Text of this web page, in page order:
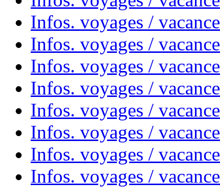
Infos. voyages /
Infos. voyages /
Infos. voyages /
Infos. voyages /
Infos. voyages /
Infos. voyages /
Infos. voyages /
Infos. voyages /